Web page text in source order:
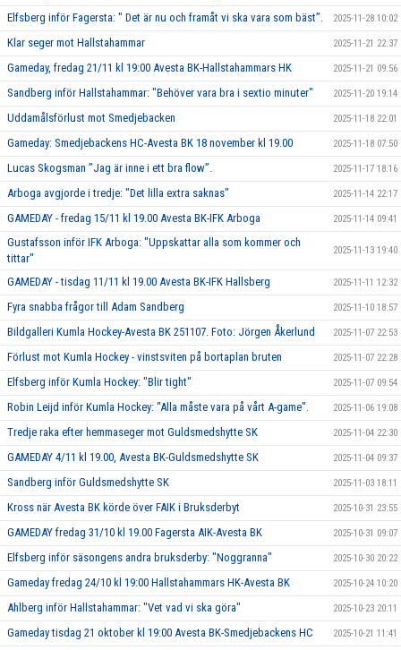
Elfsberg inför Fagersta: " Det är nu och framåt vi ska vara som bäst”. 2025-11-28 10:02
Klar seger mot Hallstahammar 2025-11-21 22:37
Gameday, fredag 21/11 kl 19:00 Avesta BK-Hallstahammars HK 2025-11-21 09:56
Sandberg inför Hallstahammar: "Behöver vara bra i sextio minuter" 2025-11-20 19:14
Uddamålsförlust mot Smedjebacken 2025-11-18 22:01
Gameday: Smedjebackens HC-Avesta BK 18 november kl 19.00 2025-11-18 07:50
Lucas Skogsman ”Jag är inne i ett bra flow”. 2025-11-17 18:16
Arboga avgjorde i tredje: "Det lilla extra saknas" 2025-11-14 22:17
GAMEDAY - fredag 15/11 kl 19.00 Avesta BK-IFK Arboga 2025-11-14 09:41
Gustafsson inför IFK Arboga: "Uppskattar alla som kommer och
tittar"
2025-11-13 19:40
GAMEDAY - tisdag 11/11 kl 19.00 Avesta BK-IFK Hallsberg 2025-11-11 12:32
Fyra snabba frågor till Adam Sandberg 2025-11-10 18:57
Bildgalleri Kumla Hockey-Avesta BK 251107. Foto: Jörgen Åkerlund 2025-11-07 22:53
Förlust mot Kumla Hockey - vinstsviten på bortaplan bruten 2025-11-07 22:28
Elfsberg inför Kumla Hockey: "Blir tight" 2025-11-07 09:54
Robin Leijd inför Kumla Hockey: "Alla måste vara på vårt A-game". 2025-11-06 19:08
Tredje raka efter hemmaseger mot Guldsmedshytte SK 2025-11-04 22:30
GAMEDAY 4/11 kl 19.00, Avesta BK-Guldsmedshytte SK 2025-11-04 09:37
Sandberg inför Guldsmedshytte SK 2025-11-03 18:11
Kross när Avesta BK körde över FAIK i Bruksderbyt 2025-10-31 23:55
GAMEDAY fredag 31/10 kl 19.00 Fagersta AIK-Avesta BK 2025-10-31 09:07
Elfsberg inför säsongens andra bruksderby: "Noggranna" 2025-10-30 20:22
Gameday fredag 24/10 kl 19:00 Hallstahammars HK-Avesta BK 2025-10-24 10:20
Ahlberg inför Hallstahammar: "Vet vad vi ska göra" 2025-10-23 20:11
Gameday tisdag 21 oktober kl 19:00 Avesta BK-Smedjebackens HC 2025-10-21 11:41